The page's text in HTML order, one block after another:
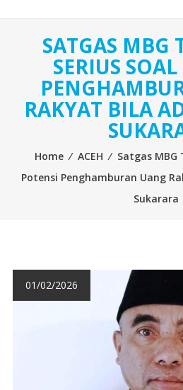
SATGAS MBG
SERIUS
RAKYAT BILA
Home ⁄ ACEH ⁄ Satgas MBG
Potensi Penghamburan Uang
Sukarara
01/02/2026